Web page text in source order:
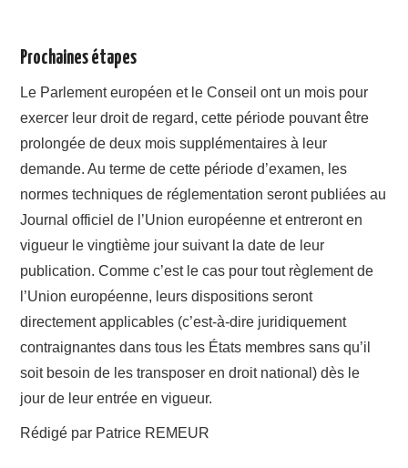
Prochaines étapes
Le Parlement européen et le Conseil ont un mois pour
exercer leur droit de regard, cette période pouvant être
prolongée de deux mois supplémentaires à leur
demande. Au terme de cette période d’examen, les
normes techniques de réglementation seront publiées au
Journal officiel de l’Union européenne et entreront en
vigueur le vingtième jour suivant la date de leur
publication. Comme c’est le cas pour tout règlement de
l’Union européenne, leurs dispositions seront
directement applicables (c’est-à-dire juridiquement
contraignantes dans tous les États membres sans qu’il
soit besoin de les transposer en droit national) dès le
jour de leur entrée en vigueur.
Rédigé par Patrice REMEUR